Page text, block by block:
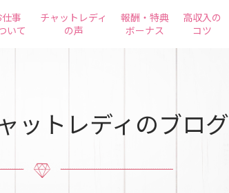
仕事
いて
チャットレディ
の声
報酬・特典
ボーナス
高収入の
コツ
ットレディのブログ